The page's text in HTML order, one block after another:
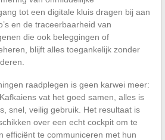
tot een digitale kluis dragen bij aan
en de traceerbaarheid van
die ook beleggingen of
blijft alles toegankelijk zonder
raadplegen is geen karwei meer:
vat het goed samen, alles is
snel, veilig gebruik. Het resultaat is
over een echt cockpit om te
efficiënt te communiceren met hun